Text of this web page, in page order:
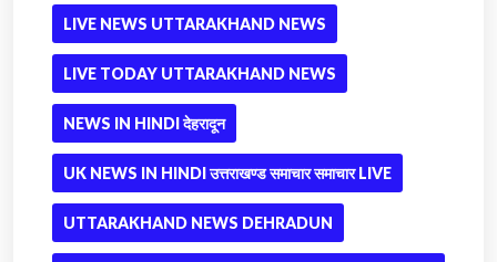
LIVE NEWS UTTARAKHAND NEWS
LIVE TODAY UTTARAKHAND NEWS
NEWS IN HINDI देहरादून
UK NEWS IN HINDI उत्तराखण्ड समाचार समाचार LIVE
UTTARAKHAND NEWS DEHRADUN